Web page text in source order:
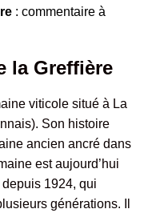
: commentaire à
la Greffière
viticole situé à La
Son histoire
ancien ancré dans
est aujourd’hui
1924, qui
générations. Il